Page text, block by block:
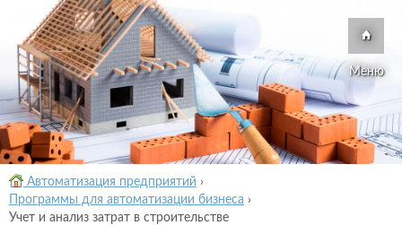
Меню
Автоматизация предприятий ›
Программы для автоматизации бизнеса ›
Учет и анализ затрат в строительстве